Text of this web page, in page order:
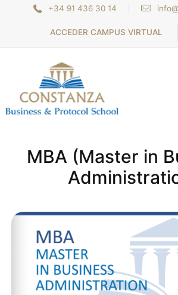
+34 91 436 30 14
ACCEDER CAMPUS VIRTUAL
MBA (Master in